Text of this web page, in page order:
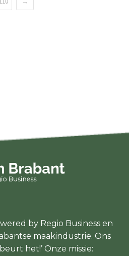
by Regio Business en
maakindustrie. Ons
het!’ Onze missie: